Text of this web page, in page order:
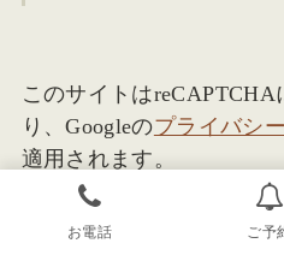
このサイトは
り、Googleのプライバシ
適用されます。
お電話 ご予